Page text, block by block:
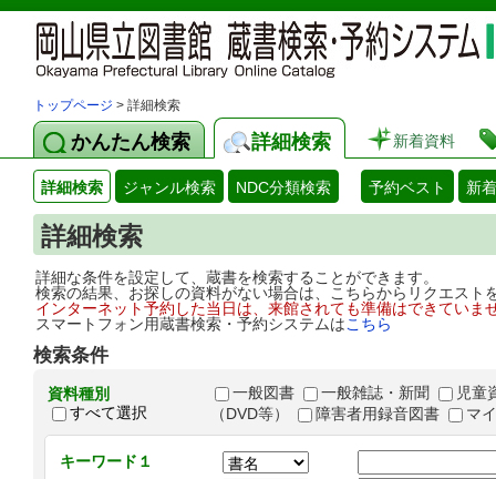
トップページ > 詳細検索
かんたん検索 詳細検索 新着資料
詳細検索 ジャンル検索 NDC分類検索 予約ベスト 新
詳細検索
詳細な条件を設定して、蔵書を検索することができます。
検索の結果、お探しの資料がない場合は、こちらからリクエス
インターネット予約した当日は、来館されても準備はできてい
スマートフォン用蔵書検索・予約システムはこちら
検索条件
資料種別
すべて選択
一般図書 一般雑誌・新聞
児童
（DVD等）
障害者用録音図書 マ
キーワード１